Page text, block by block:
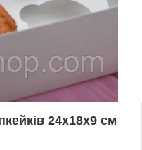
24х18х9 см